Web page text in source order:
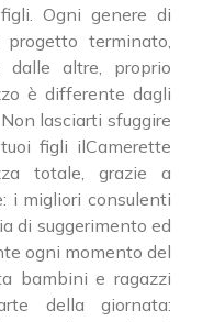
Ogni genere di
terminato,
altre, proprio
è differente dagli
lasciarti sfuggire
figli ilCamerette
totale, grazie a
i migliori consulenti
di suggerimento ed
ogni momento del
bambini e ragazzi
della giornata: